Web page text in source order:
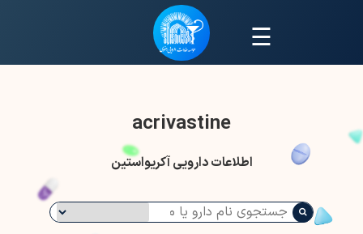
☰
acrivastine
اطلاعات دارویی آکریواستین